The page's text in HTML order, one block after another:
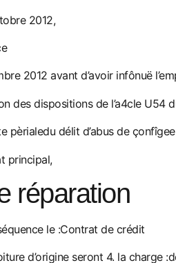
2012,
2012 avant d’avoir infônuë
des dispositions de l’a4cle U54
pèrialedu délit d’abus de
principal,
réparation
le :Contrat de crédit
d’origine seront 4. la charge